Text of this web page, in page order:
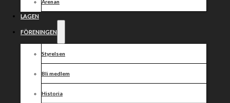
Arenan
LAGEN
FÖRENINGEN
Styrelsen
Bli medlem
Historia
Alla nyheter